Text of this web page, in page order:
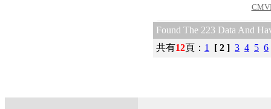
Found The 223 Data And
共有12頁 ： 1 [ 2 ] 3 4 5 6